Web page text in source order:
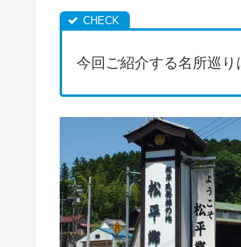
今回ご紹介する名所巡り